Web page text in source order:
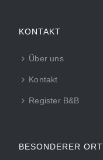
KONTAKT
Über uns
Kontakt
Register B&B
BESONDERER ORT